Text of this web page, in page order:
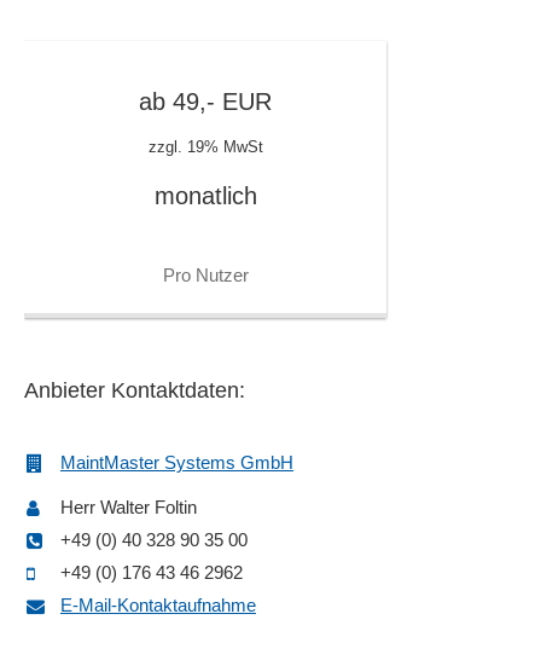
Ruf- und Bereitschaftsdienste
Service-Außendienst
Service-Einsätze
Teilemanagement
ab 49,- EUR
zzgl. 19% MwSt
monatlich
Pro Nutzer
Anbieter Kontaktdaten:
MaintMaster Systems GmbH
Herr Walter Foltin
+49 (0) 40 328 90 35 00
+49 (0) 176 43 46 2962
E-Mail-Kontaktaufnahme